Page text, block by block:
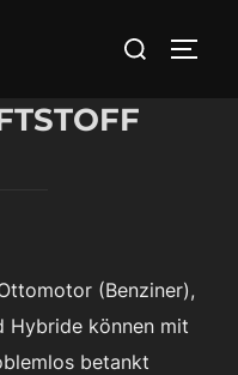
Suchen
(Benziner),
Hybride können mit
betankt